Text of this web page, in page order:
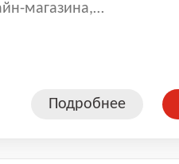
магазина,
и
более 18 000
Подробнее